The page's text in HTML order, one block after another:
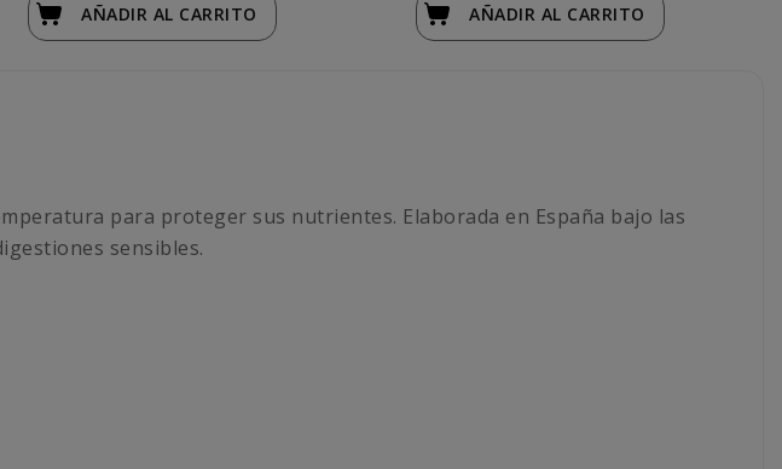
AÑADIR AL CARRITO AÑADIR AL CARRITO
para proteger sus nutrientes. Elaborada en España bajo las
sensibles.